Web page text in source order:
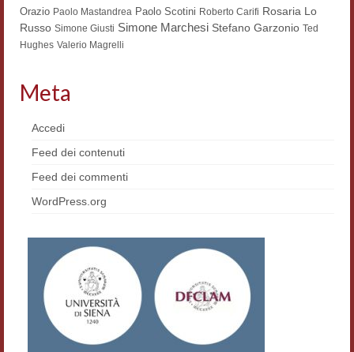
Workshop DH
Summer School DH
Pubblicazioni
Hagiographica Coreana
Koreanische Literatur und Kultur
Scrittori latini dell’Europa medioevale
Testi Mediolatini
Altri volumi
Atti di convegno
Orazio Paolo Mastandrea Paolo Scotini Roberto Carifi Rosaria Lo
Russo Simone Giusti Simone Marchesi Stefano Garzonio Ted
Hughes Valerio Magrelli
Meta
Accedi
Feed dei contenuti
Feed dei commenti
WordPress.org